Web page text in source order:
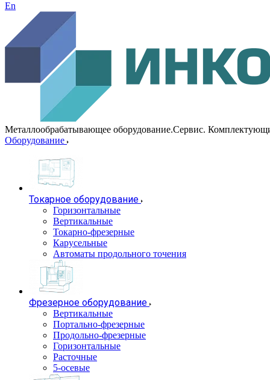
En
Металлообрабатывающее оборудование.Сервис.
Оборудование
Токарное оборудование
Горизонтальные
Вертикальные
Токарно-фрезерные
Карусельные
Автоматы продольного точения
Фрезерное оборудование
Вертикальные
Портально-фрезерные
Продольно-фрезерные
Горизонтальные
Расточные
5-осевые